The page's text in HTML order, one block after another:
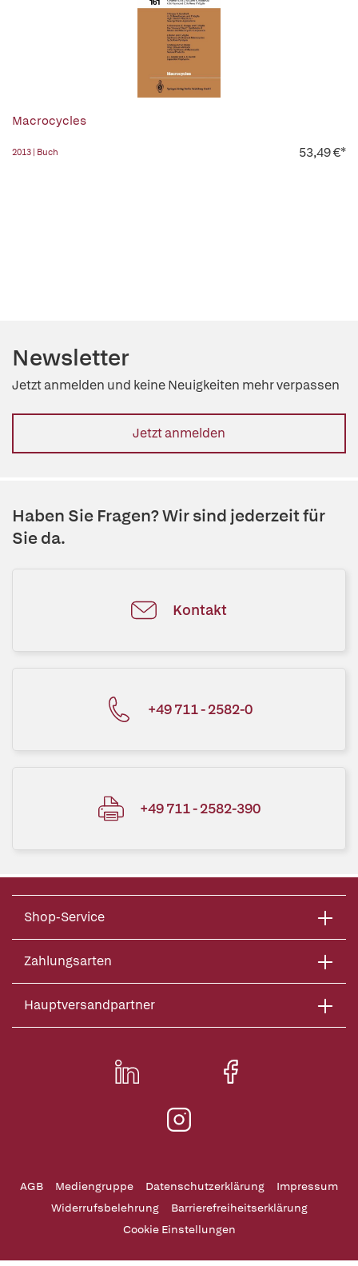
Macrocycles
2013 | Buch 53,49 €*
Newsletter
Jetzt anmelden und keine Neuigkeiten mehr verpassen
Jetzt anmelden
Haben Sie Fragen? Wir sind jederzeit für
Sie da.
Kontakt
+49 711 - 2582-0
+49 711 - 2582-390
Shop-Service
Zahlungsarten
Hauptversandpartner
AGB Mediengruppe Datenschutzerklärung
Impressum
Widerrufsbelehrung
Barrierefreiheitserklärung
Cookie Einstellungen